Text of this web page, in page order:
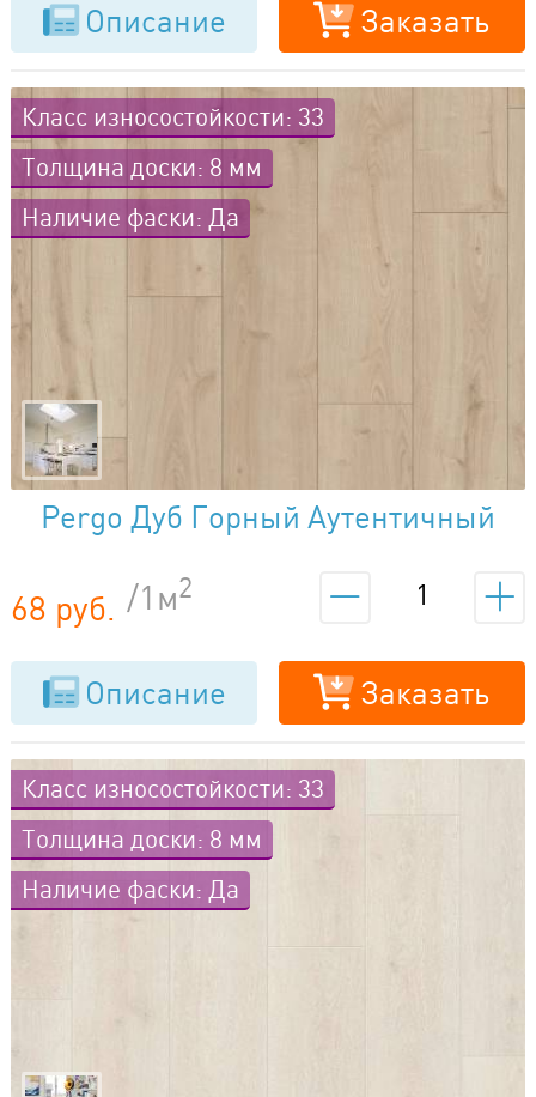
Описание Заказать
Класс износостойкости: 33
Толщина доски: 8 мм
Наличие фаски: Да
Pergo Дуб Горный Аутентичный
Светлый L1257-03468
68 руб. /1м2
Описание Заказать
Класс износостойкости: 33
Толщина доски: 8 мм
Наличие фаски: Да